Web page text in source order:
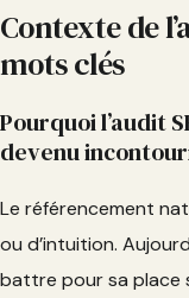
Contexte de
mots clés
Pourquoi l’audit
devenu
Le référencement
ou d’intuition.
battre pour sa place